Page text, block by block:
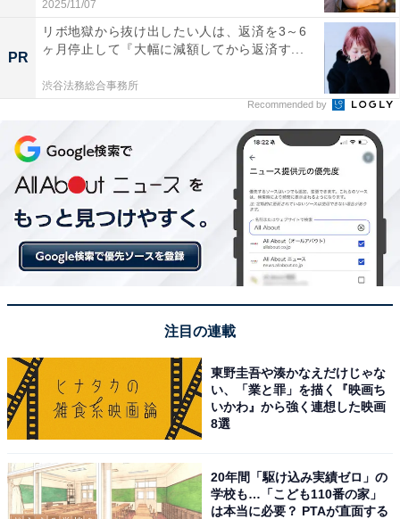
骨髄性白血病によりこの世を去るという短い芸能生活で
ありながら、その美しさと存在感で一世を風靡（ふう
び）し、“昭和最後の美人俳優”とも言われています。
回答者からは、「笑うとひまわりの花のようで、気取ら
ずチャーミングで、それでいて、品もある顔だから」
（50代女性／大阪府）、「凛とした中に品があって可愛
らしい美人だから。ユニセックス的な顔立ち」（40代女
性／富山県）、「どの時代の人が見てもキレイだと思い
ます」（50代女性／富山県）、「今でも通用するビジュ
アルだから」（30代男性／群馬県）などのコメントが寄
※回答者からのコメントは原文ママです
この記事の筆者：福島 ゆき プロフィール
アニメや漫画のレビュー、エンタメトピックスなどを中
心に、オールジャンルで執筆中のライター。時々、店舗
取材などのリポート記事も担当。All AboutおよびAll
About ニュースでのライター歴は6年。
2025/11/07
PR
リボ地獄から抜け出したい人は、返済を3～6
ヶ月停止して『大幅に減額してから返済す...
渋谷法務総合事務所
Recommended by
注目の連載
東野圭吾や湊かなえだけじゃな
い、「業と罪」を描く『映画ち
いかわ』から強く連想した映画
8選
20年間「駆け込み実績ゼロ」の
学校も…「こども110番の家」
は本当に必要？ PTAが直面する